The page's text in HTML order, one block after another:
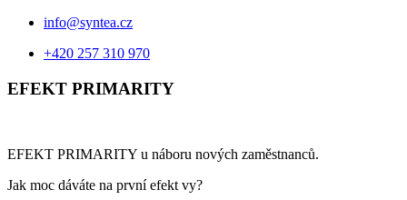
info@syntea.cz
+420 257 310 970
EFEKT PRIMARITY
EFEKT PRIMARITY u náboru nových zaměstnanců.
Jak moc dáváte na první efekt vy?